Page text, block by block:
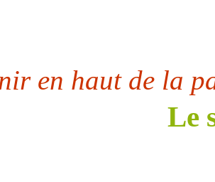
en haut de la
Le